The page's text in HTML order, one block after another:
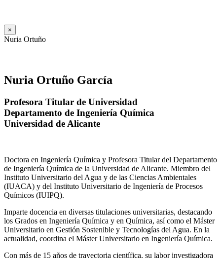
×
Nuria Ortuño
Nuria Ortuño García
Profesora Titular de Universidad
Departamento de Ingeniería Química
Universidad de Alicante
Doctora en Ingeniería Química y Profesora Titular del Departamento
de Ingeniería Química de la Universidad de Alicante. Miembro del
Instituto Universitario del Agua y de las Ciencias Ambientales
(IUACA) y del Instituto Universitario de Ingeniería de Procesos
Químicos (IUIPQ).
Imparte docencia en diversas titulaciones universitarias, destacando
los Grados en Ingeniería Química y en Química, así como el Máster
Universitario en Gestión Sostenible y Tecnologías del Agua. En la
actualidad, coordina el Máster Universitario en Ingeniería Química.
Con más de 15 años de trayectoria científica, su labor investigadora